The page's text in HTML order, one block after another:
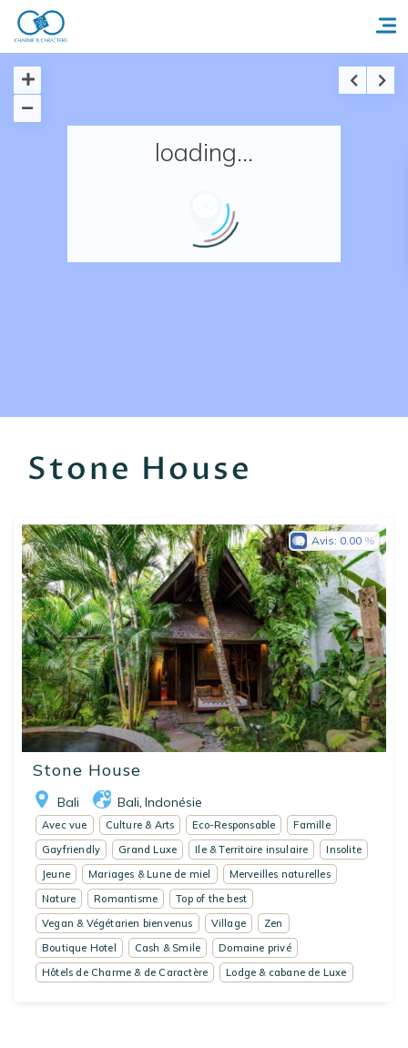
Accueil
Nos adresses en France
loading...
Stone House
Stone House
Bali Bali Indonésie
Avis: 0.00
Avec vue Culture & Arts Eco-Responsable
Famille
Gayfriendly
Grand Luxe Ile & Territoire insulaire
Insolite
Jeune
Mariages & Lune de miel
Merveilles naturelles
Nature
Romantisme
Top of the best
Vegan & Végétarien bienvenus
Village
Zen
Boutique Hotel
Cash & Smile
Domaine privé
Hôtels de Charme & de Caractère
Lodge & cabane de Luxe